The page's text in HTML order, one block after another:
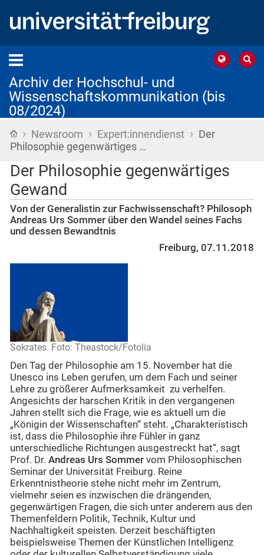
Archiv der Hochschul- und
Wissenschaftskommunikation (bis
08/2024)
Startseite
› Newsroom › Expert:innendienst › Der
Philosophie gegenwärtiges …
Der Philosophie gegenwärtiges
Gewand
Von der Generalistin zur Fachwissenschaft? Philosoph
Andreas Urs Sommer über den Wandel seines Fachs
und dessen Bewandtnis
Freiburg, 07.11.2018
Sokrates. Foto: Theastock/Fotolia
Den Tag der Philosophie am 15. November hat die
Unesco ins Leben gerufen, um dem Fach und seiner
Lehre zu größerer Aufmerksamkeit zu verhelfen.
Angesichts der harschen Kritik in den vergangenen
Jahren stellt sich die Frage, wie es aktuell um die
„Königin der Wissenschaften“ steht. „Charakteristisch
ist, dass die Philosophie ihre Fühler in ganz
unterschiedliche Richtungen ausgestreckt hat“, sagt
Prof. Dr. Andreas Urs Sommer vom Philosophischen
Seminar der Universität Freiburg. Reine
Erkenntnistheorie stehe nicht mehr im Zentrum,
vielmehr seien es inzwischen die drängenden,
gegenwärtigen Fragen, die sich unter anderem aus den
Themenfeldern Politik, Technik, Kultur und
Nachhaltigkeit speisten. Derzeit beschäftigten
beispielsweise Themen der Künstlichen Intelligenz